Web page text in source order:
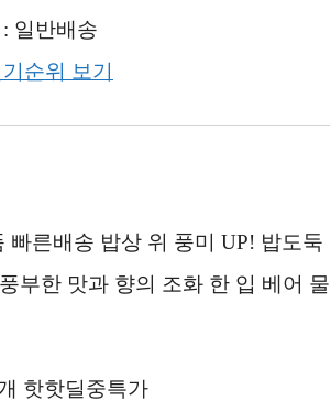
일반배송
순위 보기
빠른배송 밥상 위 풍미 UP! 밥도
한 맛과 향의 조화 한 입 베어 물
핫핫딜중특가